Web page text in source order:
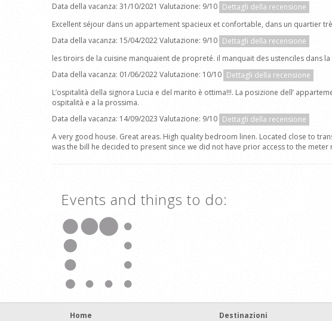
Data della vacanza: 31/10/2021 Valutazione: 9/10 Dettagli della recensione
Excellent séjour dans un appartement spacieux et confortable, dans un quartier
Data della vacanza: 15/04/2022 Valutazione: 9/10 Dettagli della recensione
les tiroirs de la cuisine manquaient de propreté. il manquait des ustenciles dans
Data della vacanza: 01/06/2022 Valutazione: 10/10 Dettagli della recensione
L’ospitalità della signora Lucia e del marito è ottima!!!. La posizione dell’
ospitalità e a la prossima.
Data della vacanza: 14/09/2023 Valutazione: 9/10 Dettagli della recensione
A very good house. Great areas. High quality bedroom linen. Located close to
was the bill he decided to present since we did not have prior access to the
Events and things to do:
Home
Destinazioni